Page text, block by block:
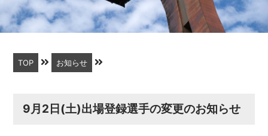
TOP お知らせ
9月2日(土)出場登録選手の変更のお知らせ